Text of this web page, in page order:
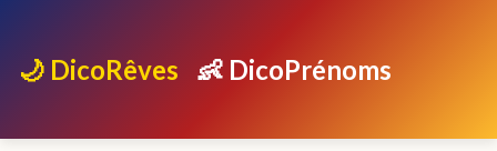
🌙 DicoRêves 👶 DicoPrénoms